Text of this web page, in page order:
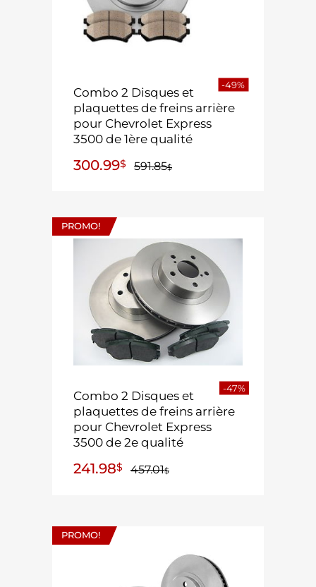
Combo 2 Disques et
plaquettes de freins arrière
pour Chevrolet Express
3500 de 1ère qualité
591.85$
300.99$
-49%
PROMO!
Combo 2 Disques et
plaquettes de freins arrière
pour Chevrolet Express
3500 de 2e qualité
457.01$
241.98$
-47%
PROMO!